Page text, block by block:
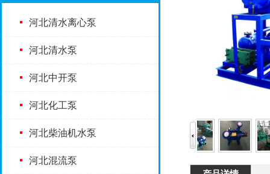
河北清水离心泵
河北清水泵
河北中开泵
河北化工泵
河北柴油机水泵
河北混流泵